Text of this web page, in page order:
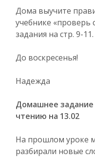
Дома выучите
учебнике «проверь
задания на стр. 9-11.
До воскресенья!
Надежда
Домашнее
чтению на 13.02
На прошлом уроке
разбирали новые